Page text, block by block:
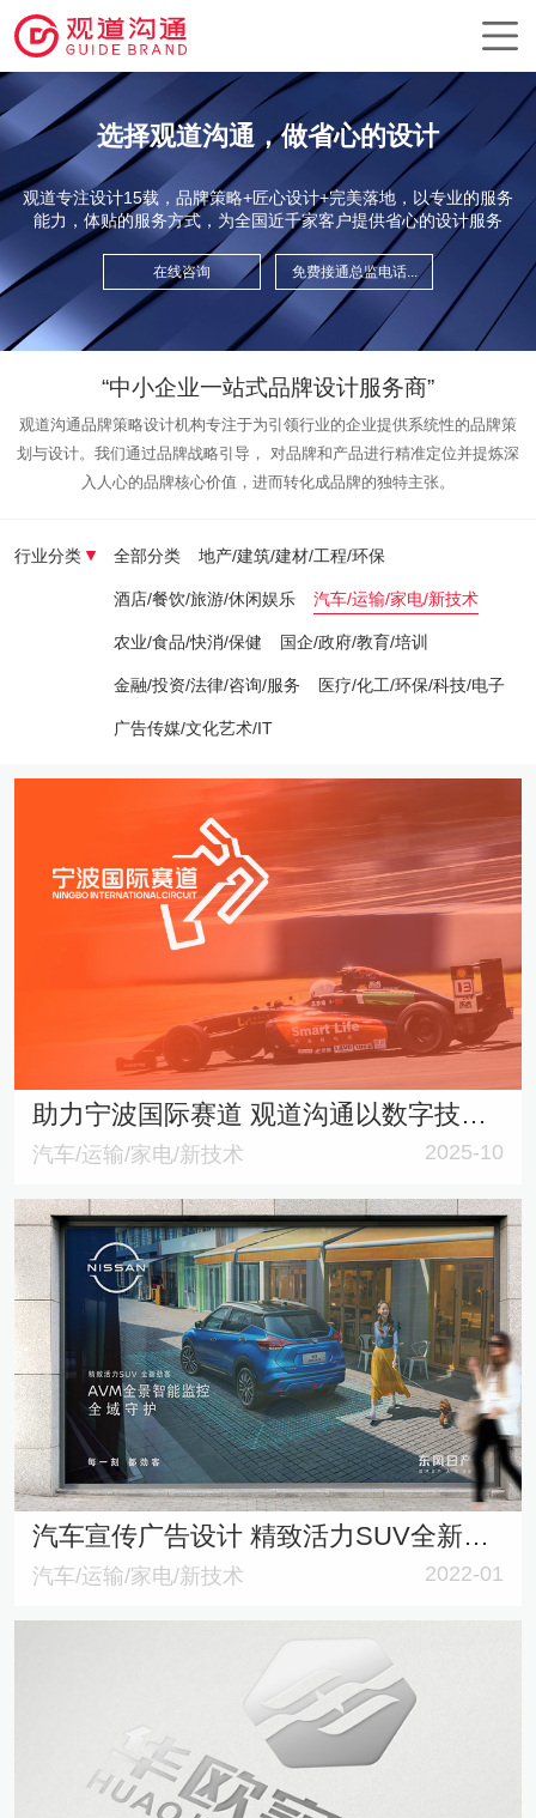
选择观道沟通，做省心的设计
观道专注设计15载，品牌策略+匠心设计+完美落地，以专业的服务
能力，体贴的服务方式，为全国近千家客户提供省心的设计服务
在线咨询 免费接通总监电话...
“中小企业一站式品牌设计服务商”
观道沟通品牌策略设计机构专注于为引领行业的企业提供系统性的品牌策
划与设计。我们通过品牌战略引导，
对品牌和产品进行精准定位并提炼深
入人心的品牌核心价值，进而转化成品牌的独特主张。
行业分类 全部分类 地产/建筑/建材/工程/环保
酒店/餐饮/旅游/休闲娱乐 汽车/运输/家电/新技术
农业/食品/快消/保健 国企/政府/教育/培训
金融/投资/法律/咨询/服务 医疗/化工/环保/科技/电子
广告传媒/文化艺术/IT
助力宁波国际赛道 观道沟通以数字技术驱动赛车产业品牌升级 再一次触碰赛车行业网站
汽车/运输/家电/新技术 2025-10
汽车宣传广告设计 精致活力SUV全新东风日产劲客广告
汽车/运输/家电/新技术 2022-01